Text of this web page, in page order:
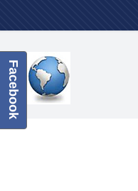
Facebook